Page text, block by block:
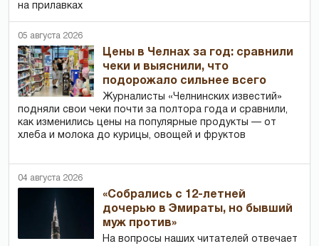
на прилавках
05 августа 2026
Цены в Челнах за год: сравнили
чеки и выяснили, что
подорожало сильнее всего
Журналисты «Челнинских известий»
подняли свои чеки почти за полтора года и сравнили,
как изменились цены на популярные продукты — от
хлеба и молока до курицы, овощей и фруктов
04 августа 2026
«Собрались с 12-летней
дочерью в Эмираты, но бывший
муж против»
На вопросы наших читателей отвечает